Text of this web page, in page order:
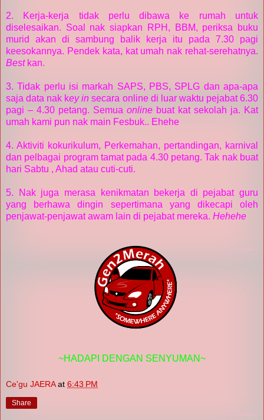
2. Kerja-kerja tidak perlu dibawa ke rumah untuk
diselesaikan. Soal nak siapkan RPH, BBM, periksa buku
murid akan di sambung balik kerja itu pada 7.30 pagi
keesokannya. Pendek kata, kat umah nak rehat-serehatnya.
Bestkan.
3. Tidak perlu isi markah SAPS, PBS, SPLG dan apa-apa
saja data nak key in secara online di luar waktu pejabat 6.30
pagi – 4.30 petang. Semua online buat kat sekolah ja. Kat
umah kami pun nak main Fesbuk.. Ehehe
4. Aktiviti kokurikulum, Perkemahan, pertandingan, karnival
dan pelbagai program tamat pada 4.30 petang. Tak nak buat
hari Sabtu , Ahad atau cuti-cuti.
5. Nak juga merasa kenikmatan bekerja di pejabat guru
yang berhawa dingin sepertimana yang dikecapi oleh
penjawat-penjawat awam lain di pejabat mereka. Hehehe
~HADAPI DENGAN SENYUMAN~
Ce'gu JAERA at 6:43 PM
Share